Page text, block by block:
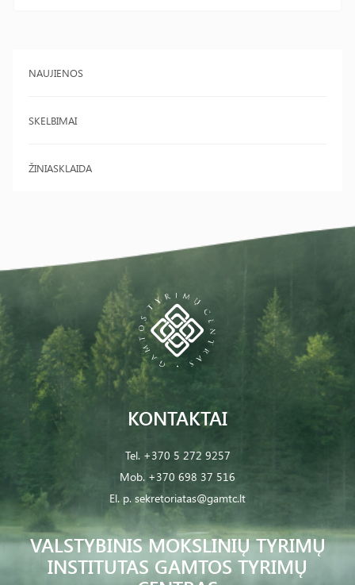
NAUJIENOS
SKELBIMAI
ŽINIASKLAIDA
VALSTYBINIS MOKSLINIŲ TYRIMŲ
INSTITUTAS GAMTOS TYRIMŲ
KONTAKTAI
Tel. +370 5 272 9257
Mob. +370 698 37 516
El. p. sekretoriatas@gamtc.lt